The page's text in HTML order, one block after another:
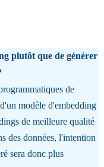
plutôt que de générer
de
modèle d'embedding
de meilleure qualité
des données, l'intention
sera donc plus